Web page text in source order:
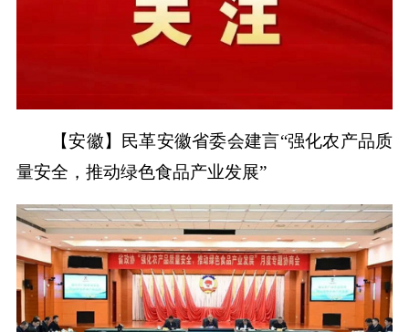
【安徽】民革安徽省委会建言“强化农产品质
量安全，推动绿色食品产业发展”